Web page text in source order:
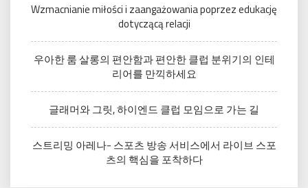
Wzmacnianie miłości i zaangażowania poprzez edukację
dotyczącą relacji
우아한 룸 살롱의 편안함과 편안한 클럽 분위기의 인테
리어를 만끽하세요
글래머와 그릿, 하이엔드 클럽 모임으로 가는 길
스트리밍 아레나- 스포츠 방송 서비스에서 라이브 스포
츠의 핵심을 포착하다